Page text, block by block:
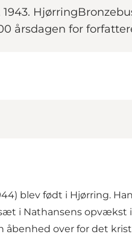
årsdagen for
blev født i Hjørring.
i Nathansens
over for det